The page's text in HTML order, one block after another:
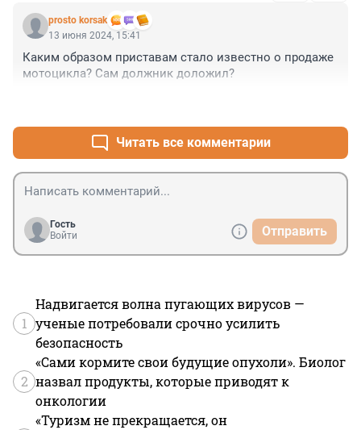
prosto korsak
13 июня 2024, 15:41
Каким образом приставам стало известно о продаже
мотоцикла? Сам должник доложил?
Читать все комментарии
Гость
Войти
Отправить
1
Надвигается волна пугающих вирусов —
ученые потребовали срочно усилить
безопасность
2
«Сами кормите свои будущие опухоли». Биолог
назвал продукты, которые приводят к
онкологии
«Туризм не прекращается, он